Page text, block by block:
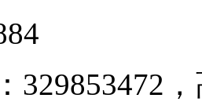
329853472